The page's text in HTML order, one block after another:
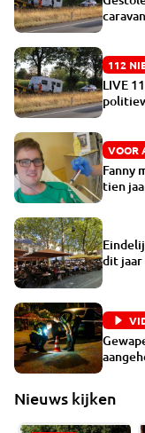
112
LIVE
VOOR
Fanny
tien
dit jaar
Nieuws kijken